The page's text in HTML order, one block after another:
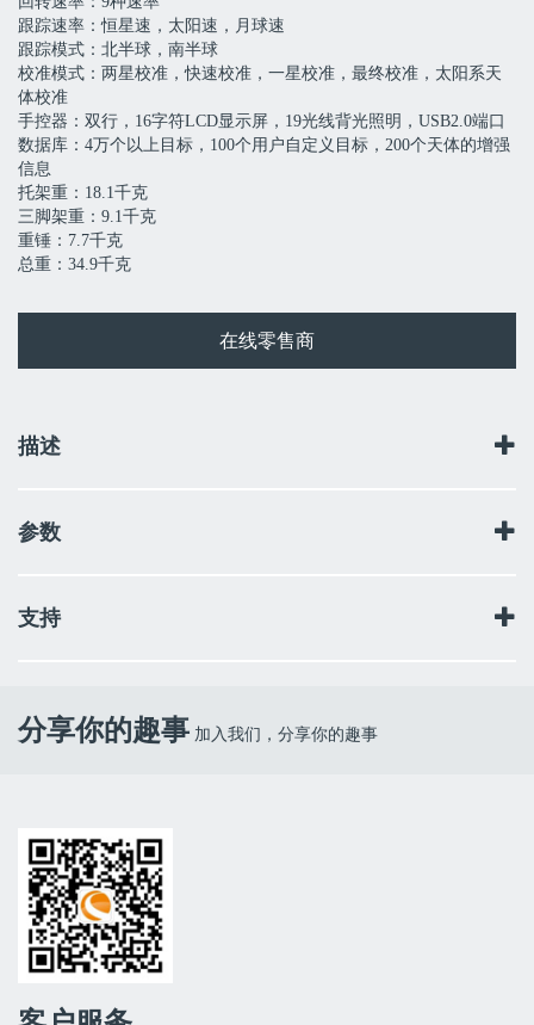
跟踪速率：恒星速，太阳速，月球速
跟踪模式：北半球，南半球
校准模式：两星校准，快速校准，一星校准，最终校准，太阳系天
体校准
手控器：双行，16字符LCD显示屏，19光线背光照明，USB2.0端口
数据库：4万个以上目标，100个用户自定义目标，200个天体的增强
信息
托架重：18.1千克
三脚架重：9.1千克
重锤：7.7千克
总重：34.9千克
在线零售商
描述
参数
口径：234.9毫米
寻星镜：6x30
天顶镜：1.25寸
极限星等：14.4等
分辨率：0.59角秒（瑞利极限）/0.49角秒（道氏极限）
聚光力：人眼的1127倍
副镜遮挡：85毫米
副镜遮挡百分比：36%（直径）/13%（面积）
光学镀膜：StarBright XLT镀膜
镜筒长度：559毫米
镜筒重量：9.07千克
支持
分享你的趣事 加入我们，分享你的趣事